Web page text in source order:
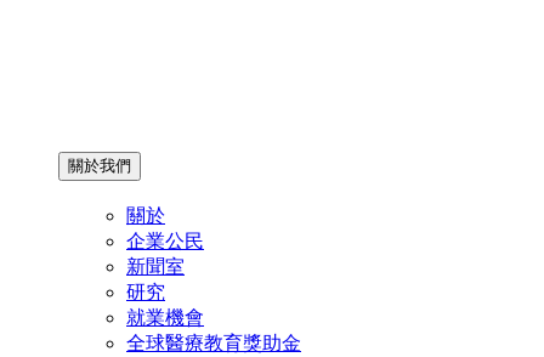
關於我們
關於
企業公民
新聞室
研究
就業機會
全球醫療教育獎助金